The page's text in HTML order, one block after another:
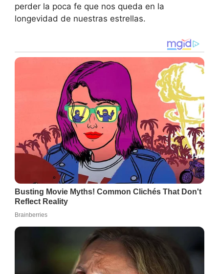
perder la poca fe que nos queda en la
longevidad de nuestras estrellas.